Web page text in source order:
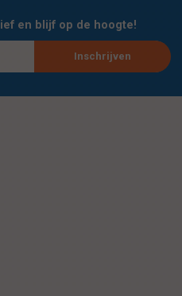
en blijf op de hoogte!
Inschrijven